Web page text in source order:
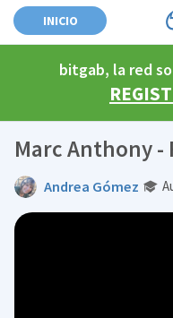
INICIO
bitgab, la red
Marc Anthony -
Andrea Gómez